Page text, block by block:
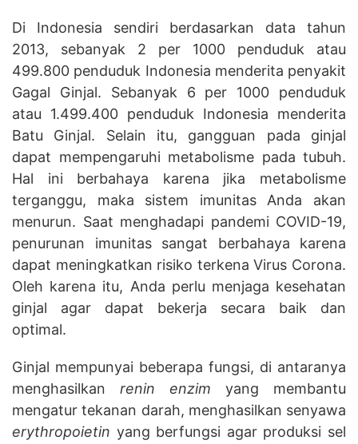
Di Indonesia sendiri berdasarkan data tahun
2013, sebanyak 2 per 1000 penduduk atau
499.800 penduduk Indonesia menderita penyakit
Gagal Ginjal. Sebanyak 6 per 1000 penduduk
atau 1.499.400 penduduk Indonesia menderita
Batu Ginjal. Selain itu, gangguan pada ginjal
dapat mempengaruhi metabolisme pada tubuh.
Hal ini berbahaya karena jika metabolisme
terganggu, maka sistem imunitas Anda akan
menurun. Saat menghadapi pandemi COVID-19,
penurunan imunitas sangat berbahaya karena
dapat meningkatkan risiko terkena Virus Corona.
Oleh karena itu, Anda perlu menjaga kesehatan
ginjal agar dapat bekerja secara baik dan
optimal.
Ginjal mempunyai beberapa fungsi, di antaranya
menghasilkan renin enzim yang membantu
mengatur tekanan darah, menghasilkan senyawa
erythropoietin yang berfungsi agar produksi sel